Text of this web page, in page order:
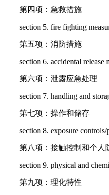
第四项：急救措施
section 5. fire fighting
第五项：消防措施
section 6. accidental release
第六项：泄露应急处理
section 7. handling and
第七项：操作和储存
section 8. exposure controls/
第八项：接触控制和个人
section 9. physical and
第九项：理化特性